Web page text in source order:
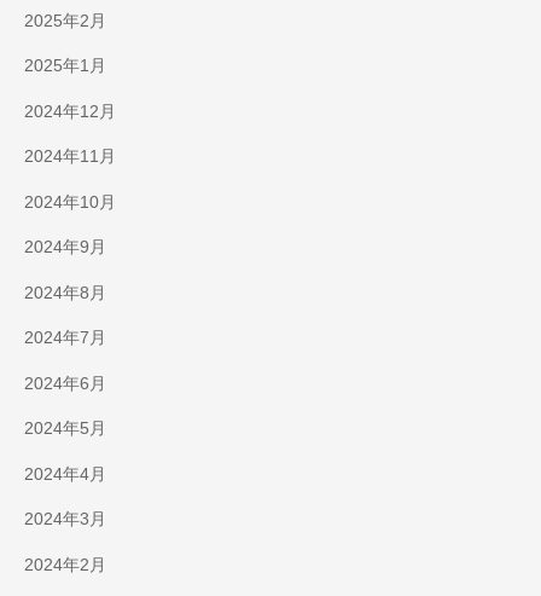
2025年2月
2025年1月
2024年12月
2024年11月
2024年10月
2024年9月
2024年8月
2024年7月
2024年6月
2024年5月
2024年4月
2024年3月
2024年2月